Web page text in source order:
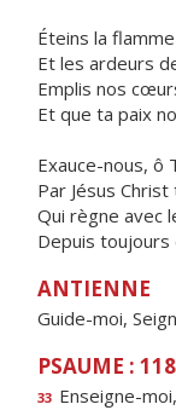
Éteins la
Et les ardeurs
Emplis nos
Et que ta paix
Exauce-nous, ô
Par Jésus
Qui règne avec
Depuis toujours
ANTIENNE
Guide-moi,
PSAUME :
33 Enseigne-